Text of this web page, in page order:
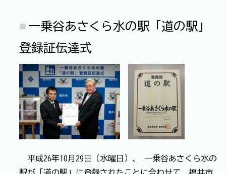
一乗谷あさくら水の駅「道の駅」
登録証伝達式
平成26年10月29日（水曜日）、 一乗谷あさくら水の
駅が「道の駅」に登録されたことに合わせて、福井市